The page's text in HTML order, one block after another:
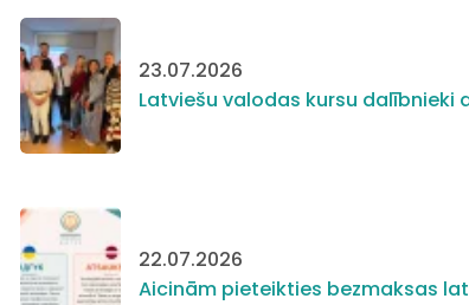
23.07.2026
Latviešu valodas kursu
22.07.2026
Aicinām pieteikties bezmaksas